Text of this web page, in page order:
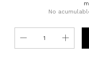
No